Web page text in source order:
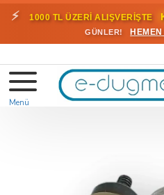
⚡ 1000 TL ÜZERİ ALIŞVERİŞTE
GÜNLER!